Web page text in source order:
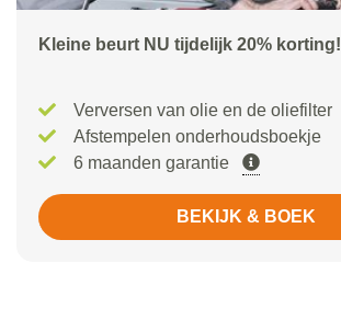
Kleine beurt NU tijdelijk 20% korting!
Verversen van olie en de oliefilter
Afstempelen onderhoudsboekje
6 maanden garantie
BEKIJK & BOEK